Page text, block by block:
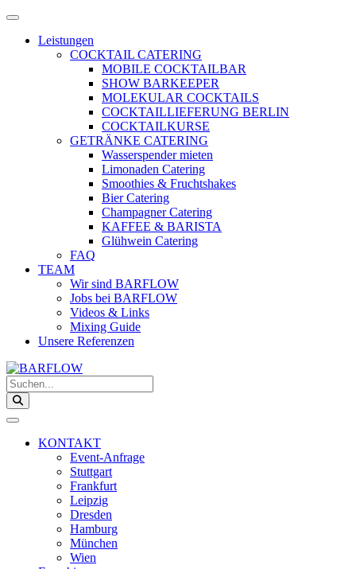
Zum
springen
Menü
öffnenLeistungen
COCKTAIL CATERING
MOBILE COCKTAILBAR
SHOW BARKEEPER
MOLEKULAR COCKTAILS
COCKTAILLIEFERUNG BERLIN
COCKTAILKURSE
GETRÄNKE CATERING
Wasserspender mieten
Limonaden Catering
Smoothies & Fruchtshakes
Bier Catering
Champagner Catering
KAFFEE & BARISTA
Glühwein Catering
FAQ
TEAM
Wir sind BARFLOW
Jobs bei BARFLOW
Videos & Links
Mixing Guide
Unsere Referenzen
Suchen...
KONTAKT
Event-Anfrage
Stuttgart
Frankfurt
Leipzig
Dresden
Hamburg
München
Wien